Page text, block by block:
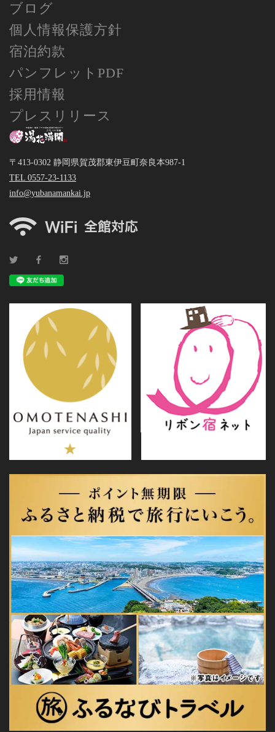
ブログ
個人情報保護方針
宿泊約款
パンフレットPDF
採用情報
プレスリリース
〒413-0302 静岡県賀茂郡東伊豆町奈良本987-1
TEL 0557-23-1133
info@yubanamankai.jp